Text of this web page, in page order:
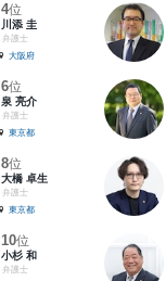
4位
川添 圭
弁護士
大阪府
6位
泉 亮介
弁護士
東京都
8位
大橋 卓生
弁護士
東京都
10位
小杉 和
弁護士